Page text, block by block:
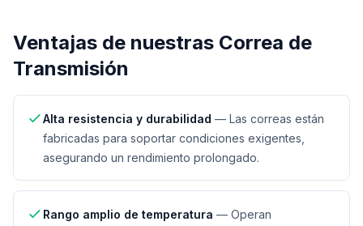
Ventajas de nuestras Correa de
Transmisión
Alta resistencia y durabilidad — Las correas están
fabricadas para soportar condiciones exigentes,
asegurando un rendimiento prolongado.
Rango amplio de temperatura — Operan